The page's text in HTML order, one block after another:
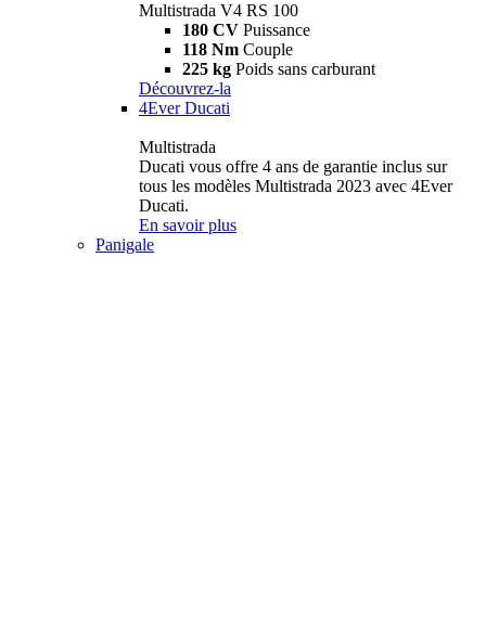
Multistrada V4 RS 100
180 CV Puissance
118 Nm Couple
225 kg Poids sans carburant
Découvrez-la
4Ever Ducati
Multistrada
Ducati vous offre 4 ans de garantie inclus sur
tous les modèles Multistrada 2023 avec 4Ever
Ducati.
En savoir plus
Panigale